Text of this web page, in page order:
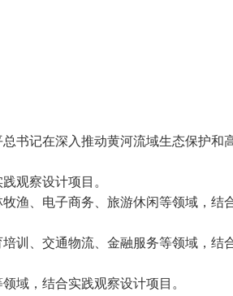
书记在深入推动黄河流域生态保护和
观察设计项目。
渔、电子商务、旅游休闲等领域，结
训、交通物流、金融服务等领域，结
域，结合实践观察设计项目。